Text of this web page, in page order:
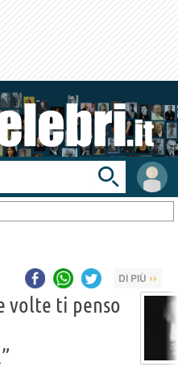
User
area
Toggle
search
bar
DI PIÙ ››
volte ti penso